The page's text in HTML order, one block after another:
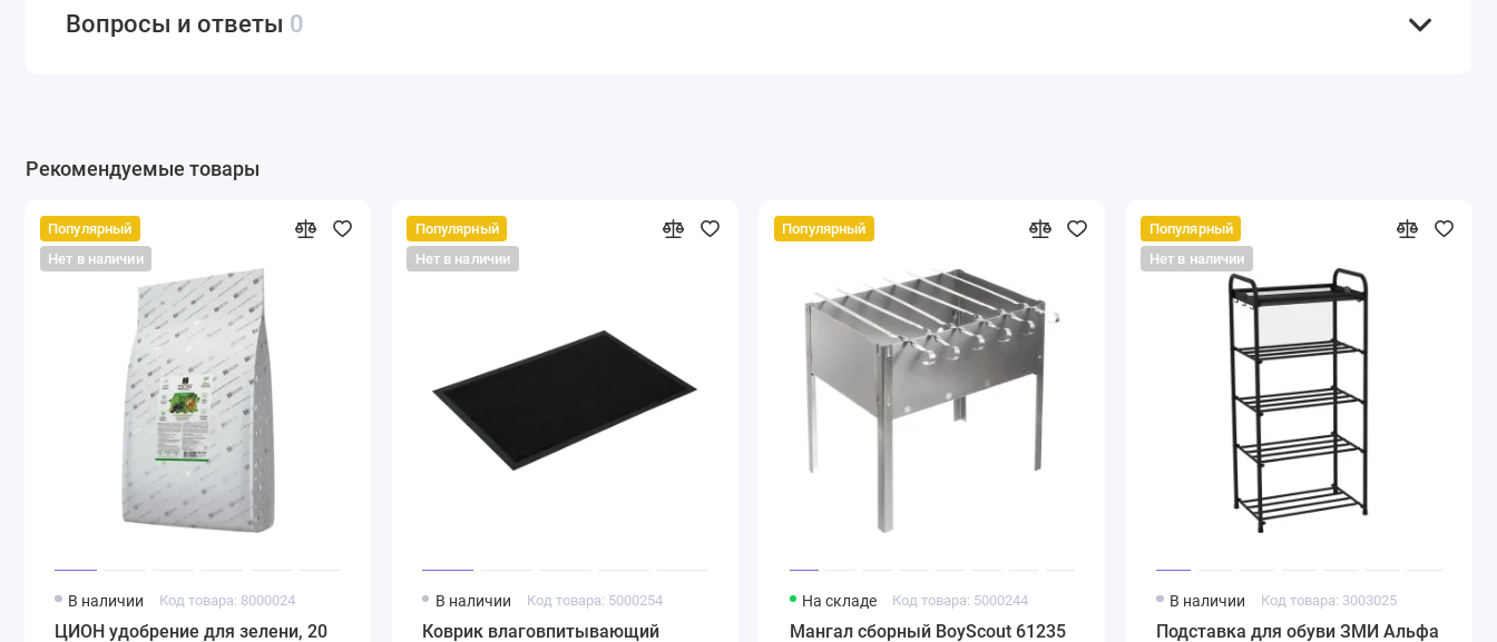
Вопросы и ответы 0
Рекомендуемые товары
Популярный
Нет в наличии
В наличии Код товара: 8000024
ЦИОН удобрение для зелени, 20
Популярный
Нет в наличии
В наличии Код товара: 5000254
Коврик влаговпитывающий
Популярный
На складе Код товара: 5000244
Мангал сборный BoyScout 61235
Популярный
Нет в наличии
В наличии Код товара: 3003025
Подставка для обуви ЗМИ Альфа